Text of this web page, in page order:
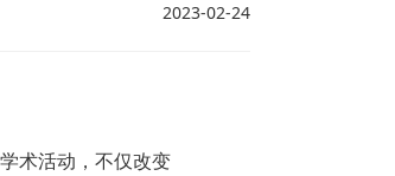
2023-02-24
术活动，不仅改变